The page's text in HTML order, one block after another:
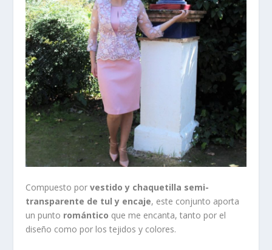
Compuesto porvestido y chaquetilla semi-
transparente de tul y encaje, este conjunto aporta
un punto romántico que me encanta, tanto por el
diseño como por los tejidos y colores.